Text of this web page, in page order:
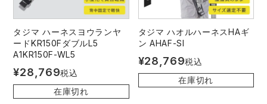
タジマ ハーネスヨウランヤ
ードKR150FダブルL5
A1KR150F-WL5
¥28,769税込
在庫切れ
タジマ ハオルハーネスHAギ
ン AHAF-SI
¥28,769税込
在庫切れ